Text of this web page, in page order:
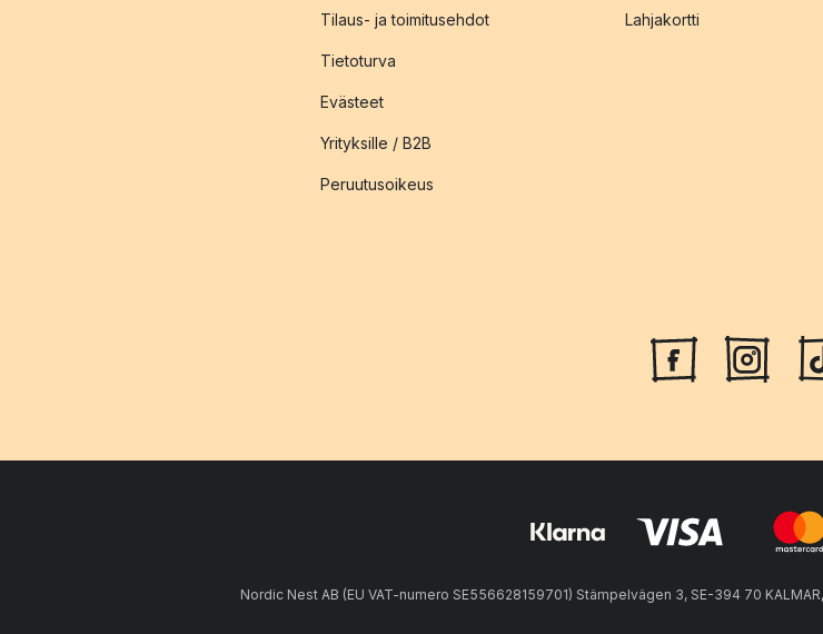
Tilaus- ja toimitusehdot
Tietoturva
Evästeet
Yrityksille / B2B
Peruutusoikeus
Lahjakortti
Nordic Nest AB (EU VAT-numero SE556628159701) Stämpelvägen 3, SE-394 70